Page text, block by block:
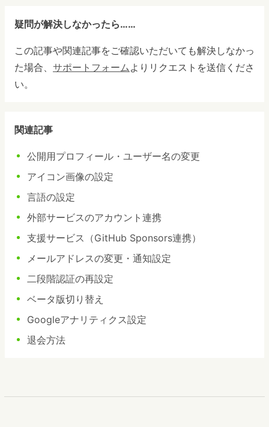
疑問が解決しなかったら……
この記事や関連記事をご確認いただいても解決しなかっ
た場合、 サポートフォーム よりリクエストを送信くださ
い。
関連記事
公開用プロフィール・ユーザー名の変更
アイコン画像の設定
言語の設定
外部サービスのアカウント連携
支援サービス（GitHub Sponsors連携）
メールアドレスの変更・通知設定
二段階認証の再設定
ベータ版切り替え
Googleアナリティクス設定
退会方法